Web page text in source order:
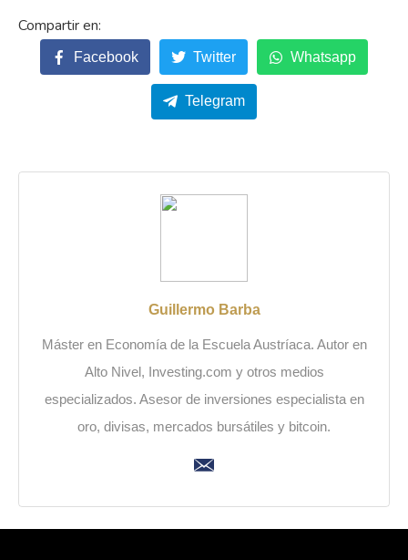
Facebook Twitter Whatsapp
Telegram
Guillermo Barba
Máster en Economía de la Escuela Austríaca. Autor en
Alto Nivel, Investing.com y otros medios
especializados. Asesor de inversiones especialista en
oro, divisas, mercados bursátiles y bitcoin.